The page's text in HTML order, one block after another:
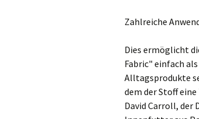
Zahlreiche
Dies ermöglicht
Fabric" einfach
Alltagsprodukte
dem der Stoff
David Carroll, der